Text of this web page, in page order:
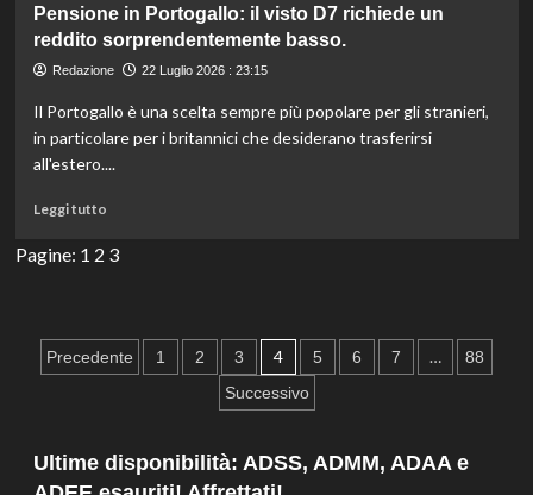
stato
girato
“Speak
No
Scopri
i
retroscena
film
Netflix.
Pensione in Portogallo: il visto D7 richiede un
reddito sorprendentemente basso.
Redazione 22 Luglio 2026 : 23:15
Il Portogallo è una scelta sempre più popolare per gli stranieri,
in particolare per i britannici che desiderano trasferirsi
all'estero....
Leggi tuttoLeggi
più
Portogallo:
il
un
reddito
Pagine: 1 2 3
Paginazione
Precedente 1 2 3 4 5 6 7 …
88
Successivo
Ultime disponibilità: ADSS, ADMM, ADAA e